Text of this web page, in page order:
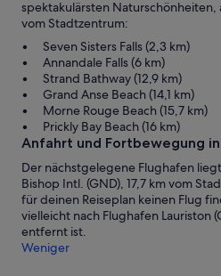
spektakulärsten Naturschönheiten,
vom Stadtzentrum:
Seven Sisters Falls (2,3 km)
Annandale Falls (6 km)
Strand Bathway (12,9 km)
Grand Anse Beach (14,1 km)
Morne Rouge Beach (15,7 km)
Prickly Bay Beach (16 km)
Anfahrt und Fortbewegung
Der nächstgelegene Flughafen
Bishop Intl. (GND), 17,7 km vom
für deinen Reiseplan keinen Flug
vielleicht nach Flughafen Lauriston
entfernt ist.
Weniger